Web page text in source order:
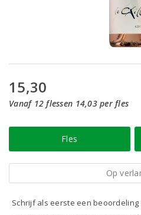
15,30
Vanaf 12 flessen 14,03 per fles
Fles
Op
Schrijf als eerste een beoordeling